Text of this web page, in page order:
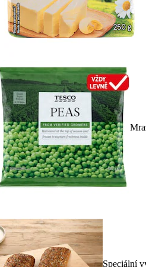
Speciální